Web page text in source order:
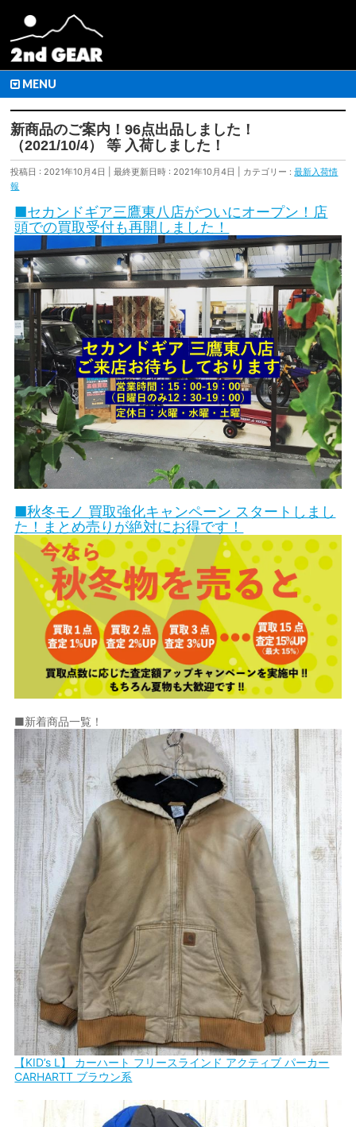
MENU
新商品のご案内！96点出品しました！
（2021/10/4） 等 入荷しました！
投稿日 : 2021年10月4日 最終更新日時 : 2021年10月4日 カテゴリー :最新入荷情
報
■セカンドギア三鷹東八店がついにオープン！店
頭での買取受付も再開しました！
■秋冬モノ 買取強化キャンペーン スタートしまし
た！まとめ売りが絶対にお得です！
■新着商品一覧！
【KID’s L】 カーハート フリースラインド アクティブ パーカー
CARHARTT ブラウン系